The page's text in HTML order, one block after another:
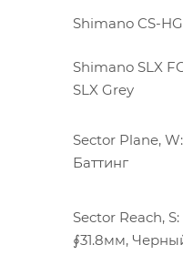
Shimano CS-
Shimano SLX
SLX Grey
Sector Plane,
Баттинг
Sector Reach,
∮31.8мм,